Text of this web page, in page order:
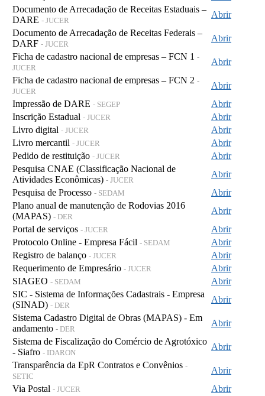
Documento de Arrecadação de Receitas Estaduais –
DARE - JUCER
Abrir
Documento de Arrecadação de Receitas Federais –
DARF - JUCER
Abrir
Ficha de cadastro nacional de empresas – FCN 1 -
JUCER
Abrir
Ficha de cadastro nacional de empresas – FCN 2 -
JUCER
Abrir
Impressão de DARE - SEGEP
Abrir
Inscrição Estadual - JUCER
Abrir
Livro digital - JUCER
Abrir
Livro mercantil - JUCER
Abrir
Pedido de restituição - JUCER
Abrir
Pesquisa CNAE (Classificação Nacional de
Atividades Econômicas) - JUCER
Abrir
Pesquisa de Processo - SEDAM
Abrir
Plano anual de manutenção de Rodovias 2016
(MAPAS) - DER
Abrir
Portal de serviços - JUCER
Abrir
Protocolo Online - Empresa Fácil - SEDAM
Abrir
Registro de balanço - JUCER
Abrir
Requerimento de Empresário - JUCER
Abrir
SIAGEO - SEDAM
Abrir
SIC - Sistema de Informações Cadastrais - Empresa
(SINAD) - DER
Abrir
Sistema Cadastro Digital de Obras (MAPAS) - Em
andamento - DER
Abrir
Sistema de Fiscalização do Comércio de Agrotóxico
- Siafro - IDARON
Abrir
Transparência da EpR Contratos e Convênios -
SETIC
Abrir
Via Postal - JUCER
Abrir